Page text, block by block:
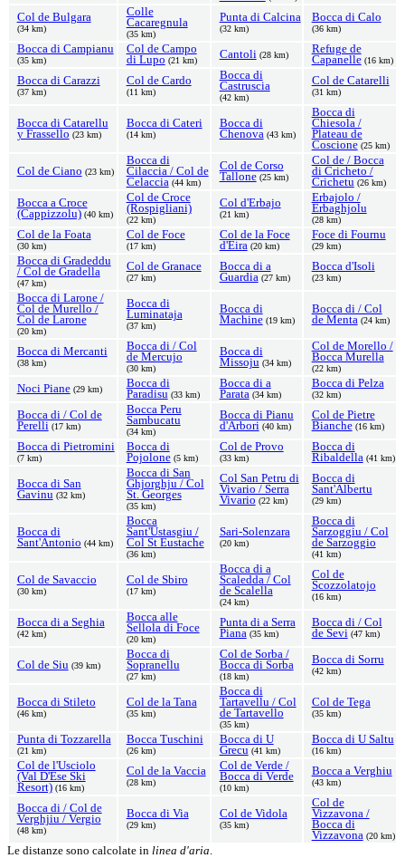
Col de Bulgara
(34 km)
Colle
Cacaregnula
(35 km)
Punta di Calcina
(32 km)
Bocca di Calo
(36 km)
Bocca di Campianu
(35 km)
Col de Campo
di Lupo (21 km) Cantoli (28 km)
Refuge de
Capanelle (16 km)
Bocca di Carazzi
(37 km)
Col de Cardo
(11 km)
Bocca di
Castruscia
(42 km)
Col de Catarelli
(31 km)
Bocca di Catarellu
y Frassello (23 km)
Bocca di Cateri
(14 km)
Bocca di
Chenova (43 km)
Bocca di
Chiesola /
Plateau de
Coscione (25 km)
Col de Ciano (23 km)
Bocca di
Cilaccia / Col de
Celaccia (44 km)
Col de Corso
Tallone (25 km)
Col de / Bocca
di Cricheto /
Crichetu (26 km)
Bocca a Croce
(Cappizzolu) (40 km)
Col de Croce
(Rospigliani)
(22 km)
Col d'Erbajo
(21 km)
Erbajolo /
Erbaghjolu
(28 km)
Col de la Foata
(30 km)
Col de Foce
(17 km)
Col de la Foce
d'Eira (20 km)
Foce di Fournu
(29 km)
Bocca di Gradeddu
/ Col de Gradella
(47 km)
Col de Granace
(27 km)
Bocca di a
Guardia (27 km)
Bocca d'Isoli
(23 km)
Bocca di Larone /
Col de Murello /
Col de Larone
(20 km)
Bocca di
Luminataja
(37 km)
Bocca di
Machine (19 km)
Bocca di / Col
de Menta (24 km)
Bocca di Mercanti
(38 km)
Bocca di / Col
de Mercujo
(30 km)
Bocca di
Missoju (34 km)
Col de Morello /
Bocca Murella
(22 km)
Noci Piane (29 km)
Bocca di
Paradisu (33 km)
Bocca di a
Parata (34 km)
Bocca di Pelza
(32 km)
Bocca di / Col de
Perelli (17 km)
Bocca Peru
Sambucatu
(34 km)
Bocca di Pianu
d'Arbori (40 km)
Col de Pietre
Bianche (16 km)
Bocca di Pietromini
(7 km)
Bocca di
Pojolone (5 km)
Col de Provo
(33 km)
Bocca di
Ribaldella (41 km)
Bocca di San
Gavinu (32 km)
Bocca di San
Ghjorghju / Col
St. Georges
(35 km)
Col San Petru di
Vivario / Serra
Vivario (22 km)
Bocca di
Sant'Albertu
(29 km)
Bocca di
Sant'Antonio (44 km)
Bocca
Sant'Ustasgiu /
Col St Eustache
(36 km)
Sari-Solenzara
(20 km)
Bocca di
Sarzoggiu / Col
de Sarzoggio
(41 km)
Col de Savaccio
(30 km)
Col de Sbiro
(17 km)
Bocca di a
Scaledda / Col
de Scalella
(24 km)
Col de
Scozzolatojo
(16 km)
Bocca di a Seghia
(42 km)
Bocca alle
Sellola di Foce
(20 km)
Punta di a Serra
Piana (35 km)
Bocca di / Col
de Sevi (47 km)
Col de Siu (39 km)
Bocca di
Sopranellu
(27 km)
Col de Sorba /
Bocca di Sorba
(18 km)
Bocca di Sorru
(42 km)
Bocca di Stileto
(46 km)
Col de la Tana
(35 km)
Bocca di
Tartavellu / Col
de Tartavello
(35 km)
Col de Tega
(35 km)
Punta di Tozzarella
(21 km)
Bocca Tuschini
(26 km)
Bocca di U
Grecu (41 km)
Bocca di U Saltu
(16 km)
Col de l'Usciolo
(Val D'Ese Ski
Resort) (16 km)
Col de la Vaccia
(28 km)
Col de Verde /
Bocca di Verde
(10 km)
Bocca a Verghiu
(43 km)
Bocca di / Col de
Verghjiu / Vergio
(48 km)
Bocca di Via
(29 km)
Col de Vidola
(35 km)
Col de
Vizzavona /
Bocca di
Vizzavona (20 km)
Le distanze sono calcolate in linea d'aria.